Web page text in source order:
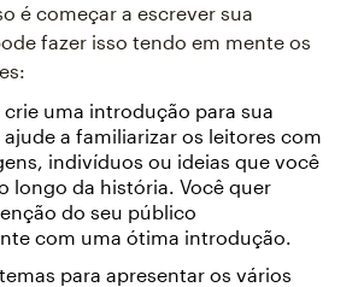
é começar a escrever sua
fazer isso tendo em mente os
crie uma introdução para sua
a familiarizar os leitores com
indivíduos ou ideias que você
longo da história. Você quer
do seu público
com uma ótima introdução.
para apresentar os vários